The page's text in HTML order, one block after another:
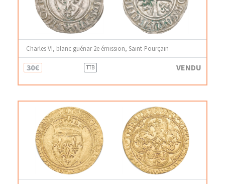
Charles VI, blanc guénar 2e émission, Saint-Pourçain
30€ TTB VENDU